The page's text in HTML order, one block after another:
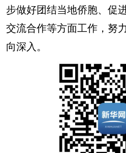
步做好团结当地侨胞、促
交流合作等方面工作，努
向深入。